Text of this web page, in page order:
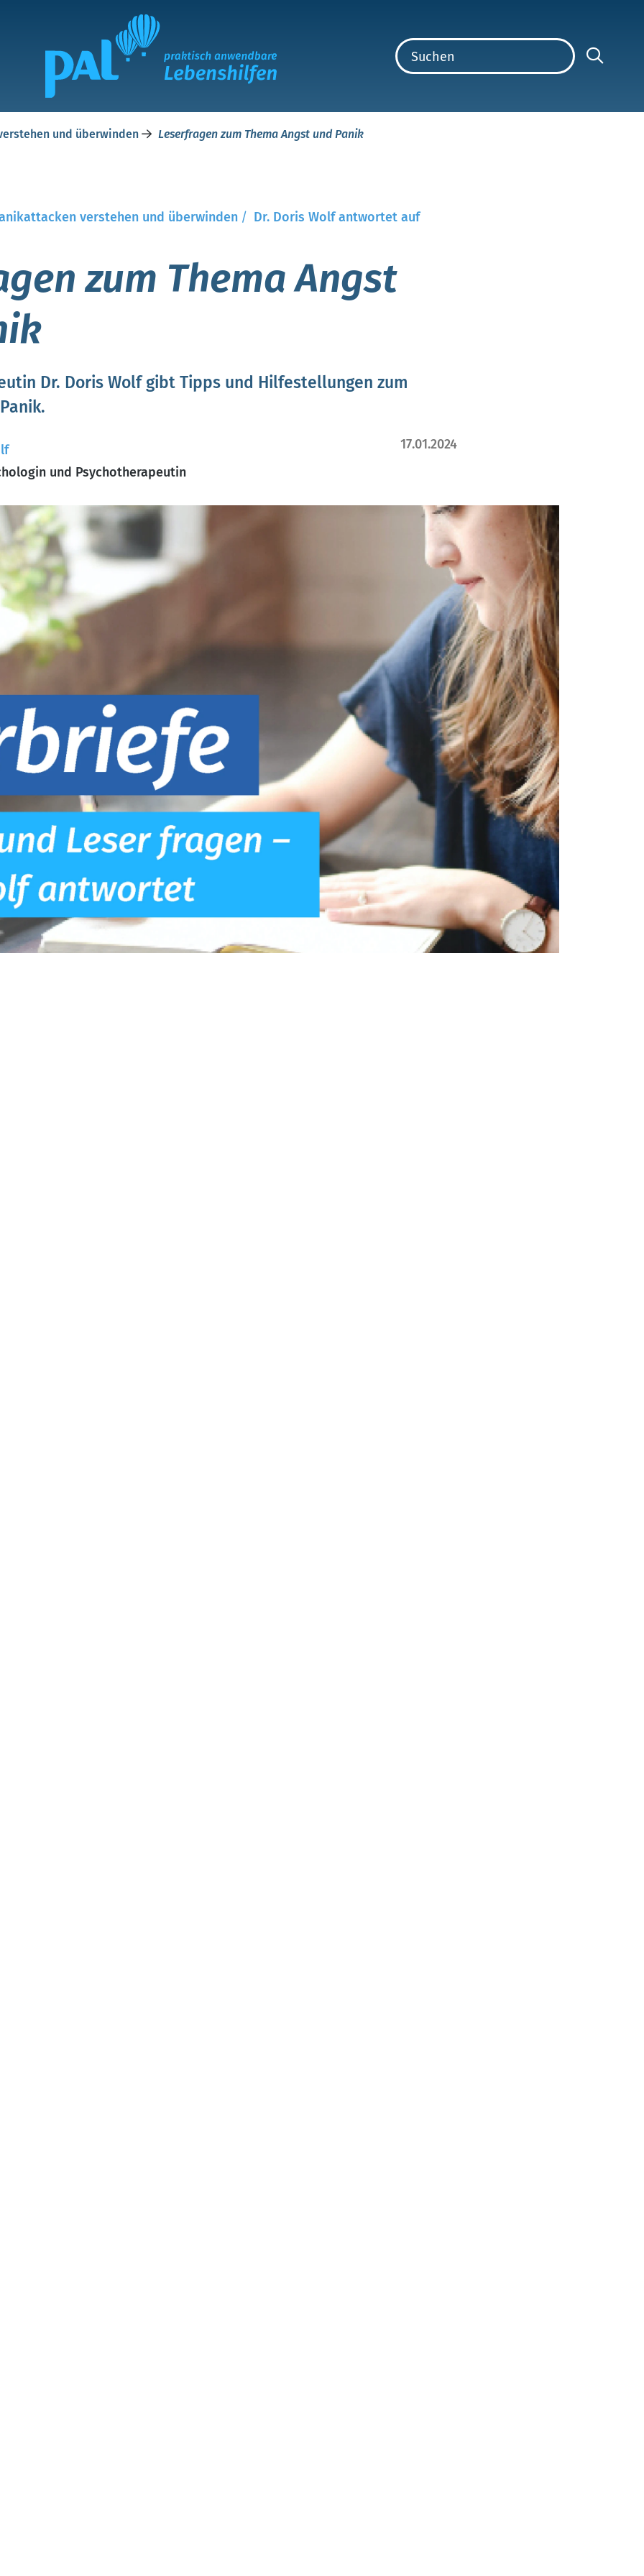
und überwinden Leserfragen zum Thema Angst und Panik
verstehen und überwinden / Dr. Doris Wolf antwortet auf
zum Thema Angst
Dr. Doris Wolf gibt Tipps und Hilfestellungen zum
und Psychotherapeutin
17.01.2024